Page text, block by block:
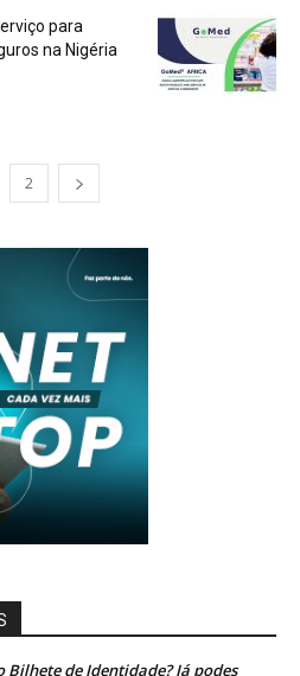
para
na Nigéria
2
Bilhete de Identidade? Já podes